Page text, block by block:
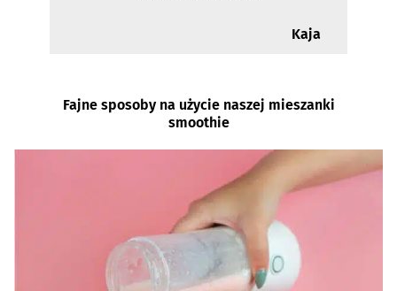
Kaja
Fajne sposoby na użycie naszej mieszanki
smoothie